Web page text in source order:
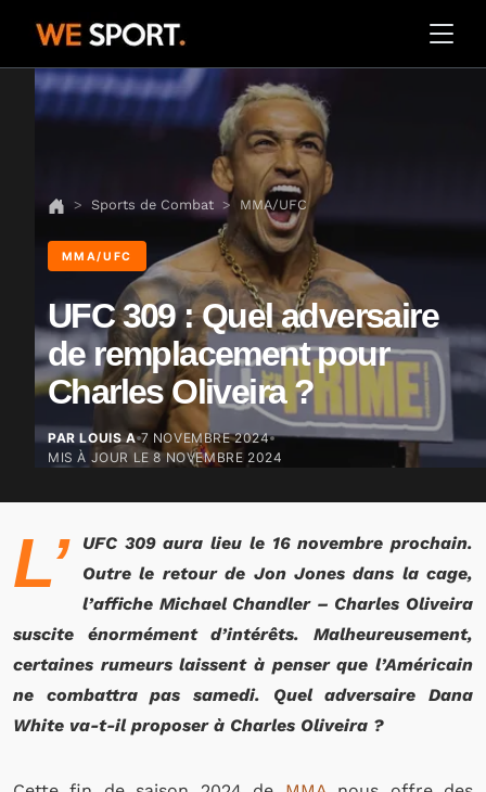
Sports de Combat MMA/UFC
MMA/UFC
UFC 309 : Quel adversaire
de remplacement pour
Charles Oliveira ?
PAR LOUIS A 7 NOVEMBRE 2024
MIS À JOUR LE8 NOVEMBRE 2024
L’
UFC 309 aura lieu le 16 novembre prochain.
Outre le retour de Jon Jones dans la cage,
l’affiche Michael Chandler – Charles Oliveira
suscite énormément d’intérêts. Malheureusement,
certaines rumeurs laissent à penser que l’Américain
ne combattra pas samedi. Quel adversaire Dana
White va-t-il proposer à Charles Oliveira ?